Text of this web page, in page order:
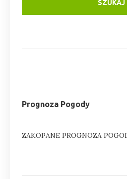
Prognoza Pogody
ZAKOPANE PROGNOZA